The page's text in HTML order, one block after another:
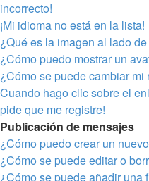
incorrecto!
¡Mi idioma no está en la lista!
¿Qué es la imagen al lado
¿Cómo puedo mostrar un
¿Cómo se puede cambiar mi
Cuando hago clic sobre el
pide que me registre!
Publicación de mensajes
¿Cómo puedo crear un
¿Cómo se puede editar o
¿Cómo se puede añadir una